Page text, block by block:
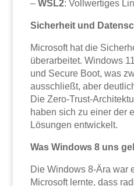
–WSL2: Vollwertiges
Sicherheit und
Microsoft hat die
überarbeitet. Windows
und Secure Boot, was
ausschließt, aber
Die Zero-Trust-
haben sich zu einer der
Lösungen entwickelt.
Was Windows 8 uns
Die Windows 8-Ära war
Microsoft lernte, dass